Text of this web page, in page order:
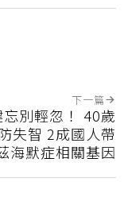
下一篇
別輕忽！ 40歲
失智 2成國人帶
海默症相關基因